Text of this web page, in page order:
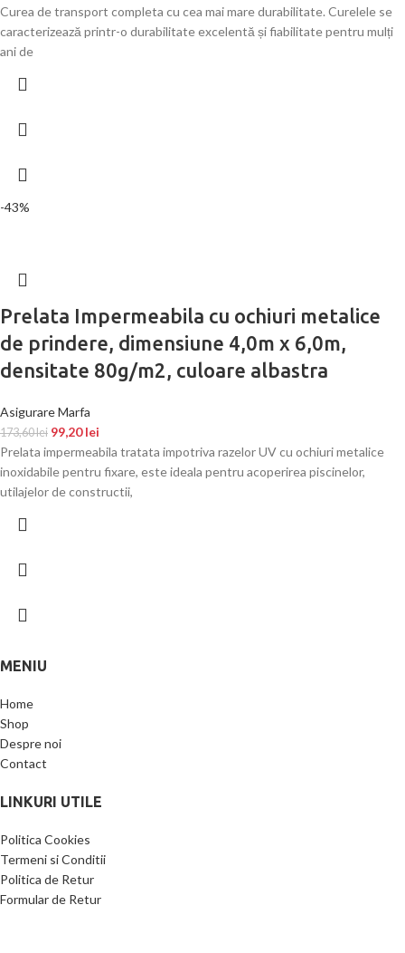
Curea de transport completa cu cea mai mare durabilitate. Curelele se
caracterizează printr-o durabilitate excelentă și fiabilitate pentru mulți
ani de
-43%
Prelata Impermeabila cu ochiuri metalice
de prindere, dimensiune 4,0m x 6,0m,
densitate 80g/m2, culoare albastra
Asigurare Marfa
173,60lei 99,20lei
Prelata impermeabila tratata impotriva razelor UV cu ochiuri metalice
inoxidabile pentru fixare, este ideala pentru acoperirea piscinelor,
utilajelor de constructii,
MENIU
Home
Shop
Despre noi
Contact
LINKURI UTILE
Politica Cookies
Termeni si Conditii
Politica de Retur
Formular de Retur